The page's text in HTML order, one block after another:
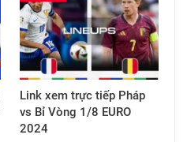
Link xem trực tiếp Pháp
vs Bỉ Vòng 1/8 EURO
2024